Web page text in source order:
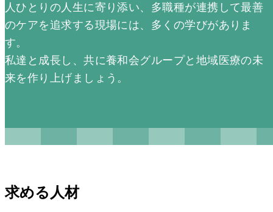
人ひとりの人生に寄り添い、多職種が連携して最善
のケアを追求する現場には、多くの学びがありま
す。
私達と成長し、共に養和会グループと地域医療の未
来を作り上げましょう。
求める人材